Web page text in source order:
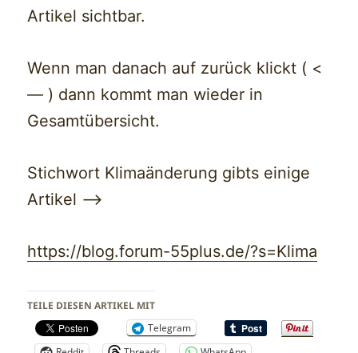
Artikel sichtbar.
Wenn man danach auf zurück klickt ( <
— ) dann kommt man wieder in
Gesamtübersicht.
Stichwort Klimaänderung gibts einige
Artikel —>
https://blog.forum-55plus.de/?s=Klima
TEILE DIESEN ARTIKEL MIT
Telegram